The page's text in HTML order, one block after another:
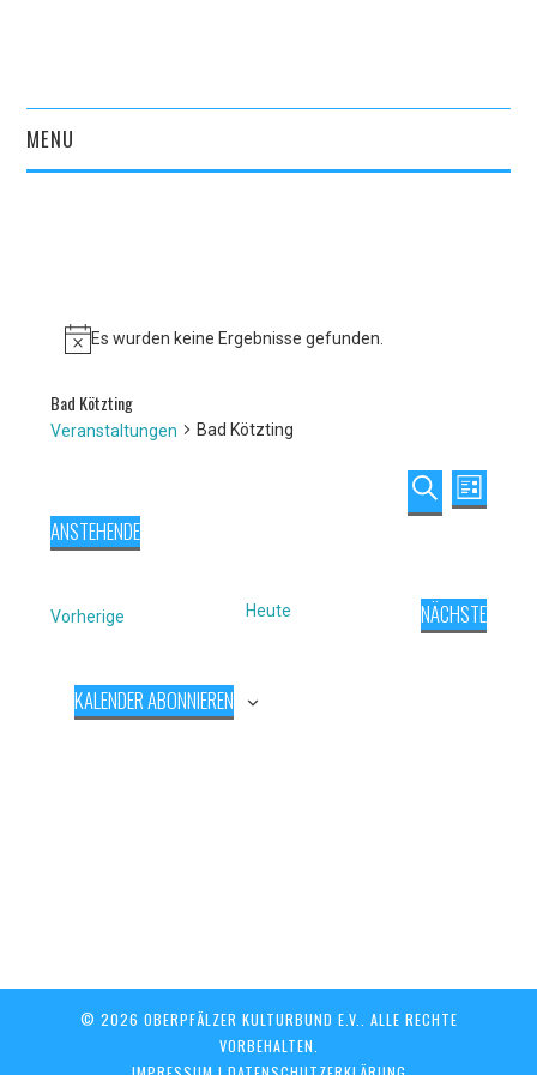
MENU
VEREIN
ARCHIV
Hinweis
Es wurden keine Ergebnisse gefunden.
Bad Kötzting
Veranstaltungen Bad Kötzting
Suche
Navigation
SUCHE
LISTE
Veranstaltungen
ANSTEHENDE
VorherigeVeranstaltungenHeute
NÄCHSTE
KALENDER ABONNIEREN
© 2026 OBERPFÄLZER KULTURBUND E.V.. ALLE RECHTE
VORBEHALTEN.